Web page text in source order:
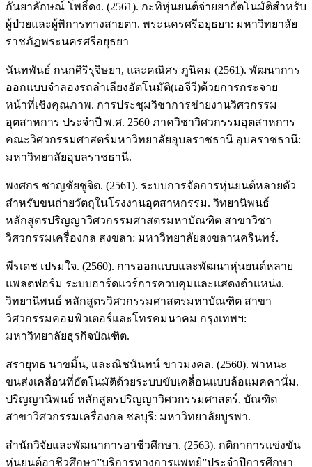
กันยาลักษณ์ โพธิ์ดง. (2561). กะทิหุ่นยนต์จ่ายยาอัตโนมัติสำหรับ
ผู้ป่วยและผู้พิการทางสายตา. พระนครศรีอยุธยา: มหาวิทยาลัย
ราชภัฏพระนครศรีอยุธยา
นันทพันธ์ กนกศิริรุจิษยา, และคณิศร ภูนิคม (2561). พัฒนาการ
ออกแบบจำลองรถลำเลียงอัตโนมัติ(เอจีวี)ด้วยการกระจาย
หน้าที่เชิงคุณภาพ. การประชุมวิชาการข่ายงานวิศวกรรม
อุตสาหการ ประจำปี พ.ศ. 2560 ภาควิชาวิศวกรรมอุตสาหการ
คณะวิศวกรรมศาสตร์มหาวิทยาลัยอุบลราชธานี อุบลราชธานี:
มหาวิทยาลัยอุบลราชธานี.
พงศกร ชาญชัยชูจิต. (2561). ระบบการจัดการหุ่นยนต์หลายตัว
สำหรับขนถ่ายวัตถุในโรงงานอุตสาหกรรม. วิทยานิพนธ์
หลักสูตรปริญญาวิศวกรรมศาสตรมหาบัณฑิต สาขาวิชา
วิศวกรรมเครื่องกล สงขลา: มหาวิทยาลัยสงขลานครินทร์.
พีรเดช เปรมใจ. (2560). การออกแบบและพัฒนาหุ่นยนต์หลาย
แพลตฟอร์ม ระบบฮาร์ดแวร์การควบคุมและแสดงตำแหน่ง.
วิทยานิพนธ์ หลักสูตรวิศวกรรมศาสตรมหาบัณฑิต สาขา
วิศวกรรมคอมพิวเตอร์และโทรคมนาคม กรุงเทพฯ:
มหาวิทยาลัยธุรกิจบัณฑิต.
สรายุทธ นาขมิ้น, และณิชนันทน์ ขาวมงคล. (2560). พาหนะ
ขนส่งเคลื่อนที่อัตโนมัติด้วยระบบขับเคลื่อนแบบล้อแมคคานั่ม.
ปริญญานิพนธ์ หลักสูตรปริญญาวิศวกรรมศาสตร์. บัณฑิต
สาขาวิศวกรรมเครื่องกล ชลบุรี: มหาวิทยาลัยบูรพา.
สำนักวิจัยและพัฒนาการอาชีวศึกษา. (2563). กติกาการแข่งขัน
หุ่นยนต์อาชีวศึกษา”บริการทางการแพทย์”ประจำปีการศึกษา